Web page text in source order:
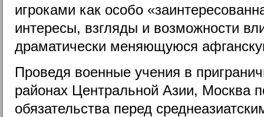
игроками как особо
интересы, взгляды и возможности
драматически меняющуюся
Проведя военные учения в
районах Центральной Азии, Москва
обязательства перед